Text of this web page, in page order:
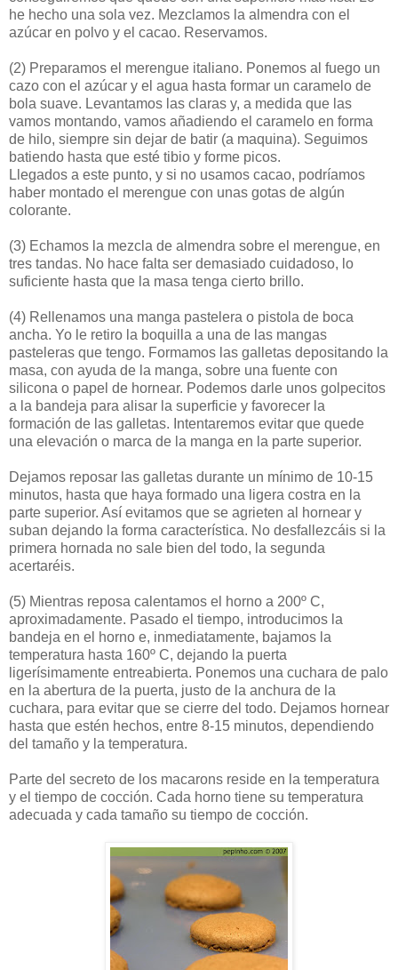
he hecho una sola vez. Mezclamos la almendra con el
azúcar en polvo y el cacao. Reservamos.
(2) Preparamos el merengue italiano. Ponemos al fuego un
cazo con el azúcar y el agua hasta formar un caramelo de
bola suave. Levantamos las claras y, a medida que las
vamos montando, vamos añadiendo el caramelo en forma
de hilo, siempre sin dejar de batir (a maquina). Seguimos
batiendo hasta que esté tibio y forme picos.
Llegados a este punto, y si no usamos cacao, podríamos
haber montado el merengue con unas gotas de algún
colorante.
(3) Echamos la mezcla de almendra sobre el merengue, en
tres tandas. No hace falta ser demasiado cuidadoso, lo
suficiente hasta que la masa tenga cierto brillo.
(4) Rellenamos una manga pastelera o pistola de boca
ancha. Yo le retiro la boquilla a una de las mangas
pasteleras que tengo. Formamos las galletas depositando la
masa, con ayuda de la manga, sobre una fuente con
silicona o papel de hornear. Podemos darle unos golpecitos
a la bandeja para alisar la superficie y favorecer la
formación de las galletas. Intentaremos evitar que quede
una elevación o marca de la manga en la parte superior.
Dejamos reposar las galletas durante un mínimo de 10-15
minutos, hasta que haya formado una ligera costra en la
parte superior. Así evitamos que se agrieten al hornear y
suban dejando la forma característica. No desfallezcáis si la
primera hornada no sale bien del todo, la segunda
acertaréis.
(5) Mientras reposa calentamos el horno a 200º C,
aproximadamente. Pasado el tiempo, introducimos la
bandeja en el horno e, inmediatamente, bajamos la
temperatura hasta 160º C, dejando la puerta
ligerísimamente entreabierta. Ponemos una cuchara de palo
en la abertura de la puerta, justo de la anchura de la
cuchara, para evitar que se cierre del todo. Dejamos hornear
hasta que estén hechos, entre 8-15 minutos, dependiendo
del tamaño y la temperatura.
Parte del secreto de los macarons reside en la temperatura
y el tiempo de cocción. Cada horno tiene su temperatura
adecuada y cada tamaño su tiempo de cocción.